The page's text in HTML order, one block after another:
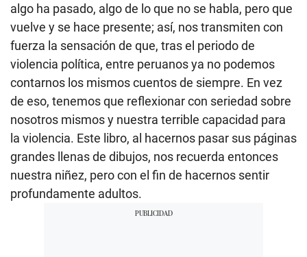
algo ha pasado, algo de lo que no se habla, pero que
vuelve y se hace presente; así, nos transmiten con
fuerza la sensación de que, tras el periodo de
violencia política, entre peruanos ya no podemos
contarnos los mismos cuentos de siempre. En vez
de eso, tenemos que reflexionar con seriedad sobre
nosotros mismos y nuestra terrible capacidad para
la violencia. Este libro, al hacernos pasar sus páginas
grandes llenas de dibujos, nos recuerda entonces
nuestra niñez, pero con el fin de hacernos sentir
profundamente adultos.